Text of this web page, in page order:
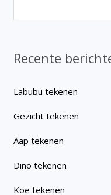
Recente
Labubu tekenen
Gezicht tekenen
Aap tekenen
Dino tekenen
Koe tekenen